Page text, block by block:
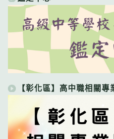
【彰化區】高中職相關專